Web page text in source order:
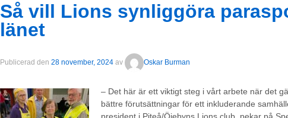
Så vill Lions synliggöra
länet
Publicerad den 28 november, 2024 av Oskar Burman
– Det här är ett viktigt steg i vårt arbete när det
bättre förutsättningar för ett inkluderande